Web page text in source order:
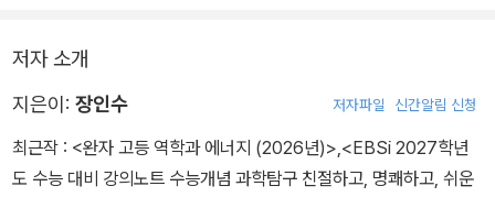
저자 소개
지은이: 장인수 저자파일 신간알림 신청
최근작 : <완자 고등 역학과 에너지 (2026년)>,<EBSi 2027학년
도 수능 대비 강의노트 수능개념 과학탐구 친절하고, 명쾌하고, 쉬운